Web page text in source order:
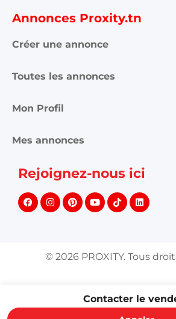
Contacter le
Annonces Proxity.tn
Créer une annonce
Toutes les annonces
Mon Profil
Mes annonces
Rejoignez-nous ici
© 2026 PROXITY. Tous